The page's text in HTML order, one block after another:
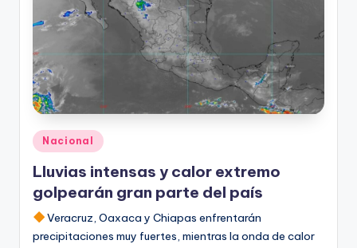
Publicado
en
Nacional
Lluvias intensas y calor extremo
golpearán gran parte del país
Veracruz, Oaxaca y Chiapas enfrentarán
precipitaciones muy fuertes, mientras la onda de calor